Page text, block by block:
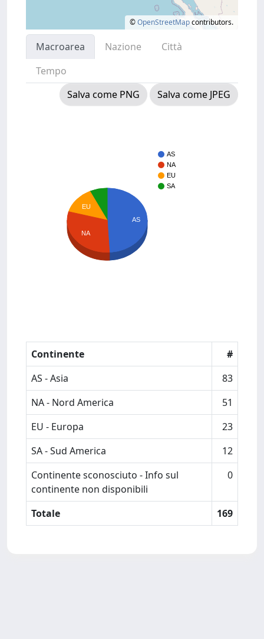
©OpenStreetMapcontributors.
Macroarea Nazione
Città
Tempo
Salva come PNG
Salva come JPEG
AS
NA
EU
SA
AS
EU
NA
Continente
#
AS - Asia
83
NA - Nord America
51
EU - Europa
23
SA - Sud America
12
Continente sconosciuto - Info sul
continente non disponibili
0
Totale 169